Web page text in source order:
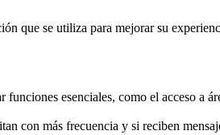
que se utiliza para mejorar su
esenciales, como el acceso a
con más frecuencia y si reciben